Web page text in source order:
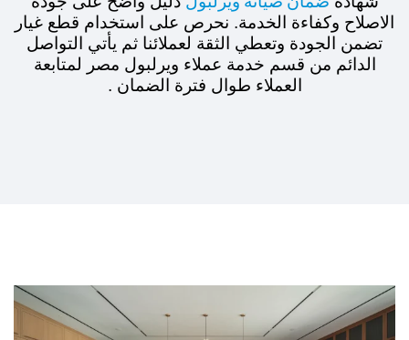
الاصلاح وكفاءة الخدمة. نحرص على استخدام قطع غيار
تضمن الجودة وتعطي الثقة لعملائنا ثم يأتي التواصل
الدائم من قسم خدمة عملاء ويرلبول مصر لمتابعة
العملاء طوال فترة الضمان .